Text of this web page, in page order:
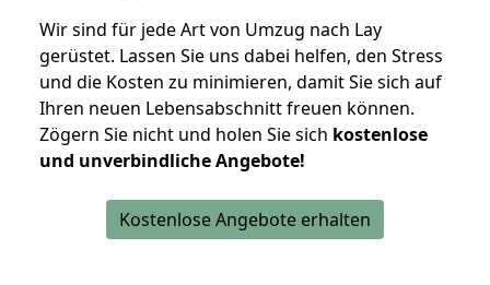
Wir sind für jede Art von Umzug nach Lay
gerüstet. Lassen Sie uns dabei helfen, den Stress
und die Kosten zu minimieren, damit Sie sich auf
Ihren neuen Lebensabschnitt freuen können.
Zögern Sie nicht und holen Sie sich kostenlose
und unverbindliche Angebote!
Kostenlose Angebote erhalten